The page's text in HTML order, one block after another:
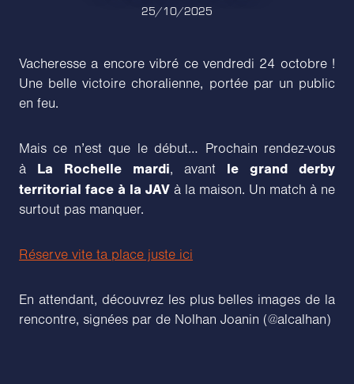
25/10/2025
Vacheresse a encore vibré ce vendredi 24 octobre !
Une belle victoire choralienne, portée par un public
en feu.
Mais ce n’est que le début… Prochain rendez-vous
à La Rochelle mardi, avant le grand derby
territorial face à la JAV à la maison. Un match à ne
surtout pas manquer.
Réserve vite ta place juste ici
En attendant, découvrez les plus belles images de la
rencontre, signées par de Nolhan Joanin (@alcalhan)